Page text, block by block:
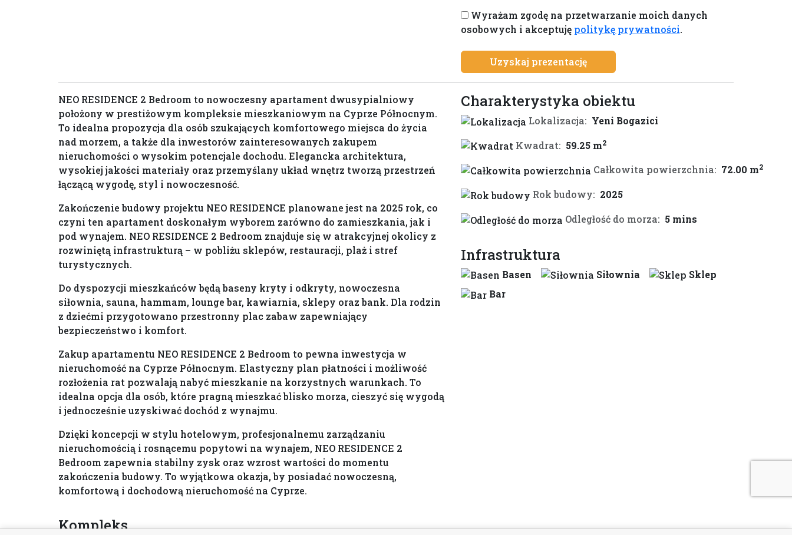
+1
Wyrażam zgodę na przetwarzanie moich danych
osobowych i akceptuję politykę prywatności.
Uzyskaj prezentację
NEO RESIDENCE 2 Bedroom to nowoczesny apartament dwusypialniowy
położony w prestiżowym kompleksie mieszkaniowym na Cyprze Północnym.
To idealna propozycja dla osób szukających komfortowego miejsca do życia
nad morzem, a także dla inwestorów zainteresowanych zakupem
nieruchomości o wysokim potencjale dochodu. Elegancka architektura,
wysokiej jakości materiały oraz przemyślany układ wnętrz tworzą przestrzeń
łączącą wygodę, styl i nowoczesność.
Zakończenie budowy projektu NEO RESIDENCE planowane jest na 2025 rok, co
czyni ten apartament doskonałym wyborem zarówno do zamieszkania, jak i
pod wynajem. NEO RESIDENCE 2 Bedroom znajduje się w atrakcyjnej okolicy z
rozwiniętą infrastrukturą – w pobliżu sklepów, restauracji, plaż i stref
turystycznych.
Do dyspozycji mieszkańców będą baseny kryty i odkryty, nowoczesna
siłownia, sauna, hammam, lounge bar, kawiarnia, sklepy oraz bank. Dla rodzin
z dziećmi przygotowano przestronny plac zabaw zapewniający
bezpieczeństwo i komfort.
Zakup apartamentu NEO RESIDENCE 2 Bedroom to pewna inwestycja w
nieruchomość na Cyprze Północnym. Elastyczny plan płatności i możliwość
rozłożenia rat pozwalają nabyć mieszkanie na korzystnych warunkach. To
idealna opcja dla osób, które pragną mieszkać blisko morza, cieszyć się wygodą
i jednocześnie uzyskiwać dochód z wynajmu.
Dzięki koncepcji w stylu hotelowym, profesjonalnemu zarządzaniu
nieruchomością i rosnącemu popytowi na wynajem, NEO RESIDENCE 2
Bedroom zapewnia stabilny zysk oraz wzrost wartości do momentu
zakończenia budowy. To wyjątkowa okazja, by posiadać nowoczesną,
komfortową i dochodową nieruchomość na Cyprze.
Charakterystyka obiektu
Lokalizacja: Yeni Bogazici
Kwadrat: 59.25 m2
Całkowita powierzchnia: 72.00 m2
Rok budowy: 2025
Odległość do morza: 5 mins
Infrastruktura
Basen Siłownia
Sklep
Bar
Kompleks